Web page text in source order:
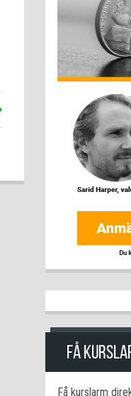
FÅ
Få kurslarm